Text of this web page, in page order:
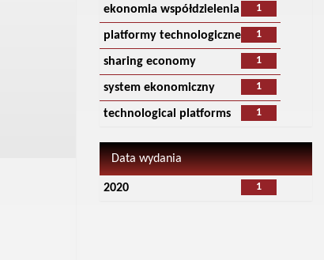
1
ekonomia współdzielenia
1
platformy technologiczne
1
sharing economy
1
system ekonomiczny
1
technological platforms
Data wydania
1
2020